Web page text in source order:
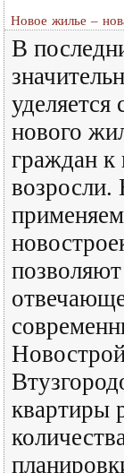
Новое жилье –
В
уделяется
нового
граждан к
возросли.
квартиры